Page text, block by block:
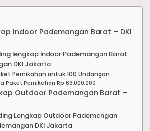
Indoor Pademangan Barat – DKI
lengkap Indoor Pademangan Barat
DKI Jakarta
Pernikahan untuk 100 Undangan
Paket Pernikahan Rp 63,000,000
Outdoor Pademangan Barat –
Lengkap Outdoor Pademangan
DKI Jakarta